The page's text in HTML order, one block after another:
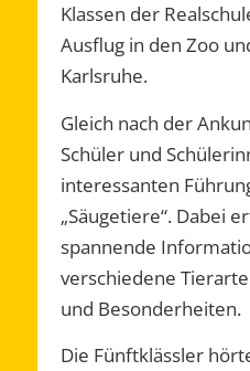
Klassen der
Ausflug in den Zoo
Karlsruhe.
Gleich nach der
Schüler und
interessanten
„Säugetiere“. Dabei
spannende
verschiedene
und Besonderheiten.
Die Fünftklässler